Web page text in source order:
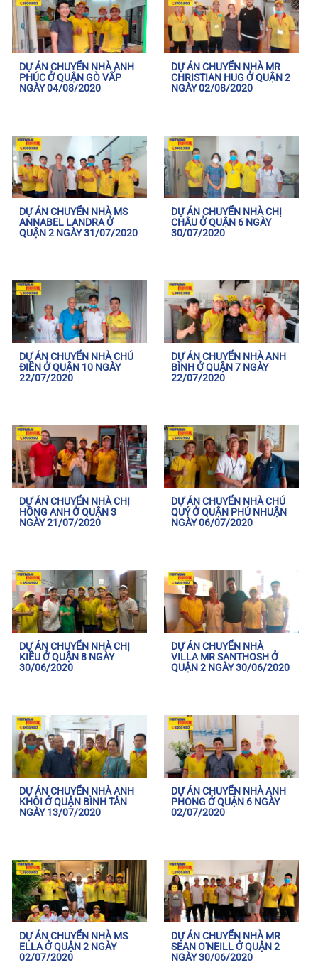
DỰ ÁN CHUYỂN NHÀ ANH
PHÚC Ở QUẬN GÒ VẤP
NGÀY 04/08/2020
DỰ ÁN CHUYỂN NHÀ MR
CHRISTIAN HUG Ở QUẬN 2
NGÀY 02/08/2020
DỰ ÁN CHUYỂN NHÀ MS
ANNABEL LANDRA Ở
QUẬN 2 NGÀY 31/07/2020
DỰ ÁN CHUYỂN NHÀ CHỊ
CHÂU Ở QUẬN 6 NGÀY
30/07/2020
DỰ ÁN CHUYỂN NHÀ CHÚ
ĐIỀN Ở QUẬN 10 NGÀY
22/07/2020
DỰ ÁN CHUYỂN NHÀ ANH
BÌNH Ở QUẬN 7 NGÀY
22/07/2020
DỰ ÁN CHUYỂN NHÀ CHỊ
HỒNG ANH Ở QUẬN 3
NGÀY 21/07/2020
DỰ ÁN CHUYỂN NHÀ CHÚ
QUÝ Ở QUẬN PHÚ NHUẬN
NGÀY 06/07/2020
DỰ ÁN CHUYỂN NHÀ CHỊ
KIỀU Ở QUẬN 8 NGÀY
30/06/2020
DỰ ÁN CHUYỂN NHÀ
VILLA MR SANTHOSH Ở
QUẬN 2 NGÀY 30/06/2020
DỰ ÁN CHUYỂN NHÀ ANH
KHÔI Ở QUẬN BÌNH TÂN
NGÀY 13/07/2020
DỰ ÁN CHUYỂN NHÀ ANH
PHONG Ở QUẬN 6 NGÀY
02/07/2020
DỰ ÁN CHUYỂN NHÀ MS
ELLA Ở QUẬN 2 NGÀY
02/07/2020
DỰ ÁN CHUYỂN NHÀ MR
SEAN O'NEILL Ở QUẬN 2
NGÀY 30/06/2020